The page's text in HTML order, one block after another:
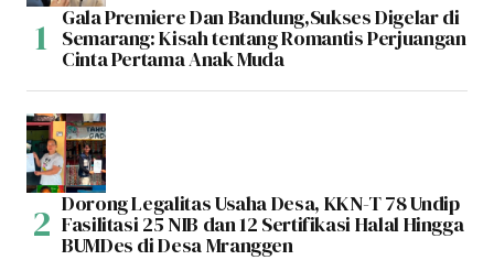
Gala Premiere Dan Bandung,Sukses Digelar di
Semarang: Kisah tentang Romantis Perjuangan
Cinta Pertama Anak Muda
Dorong Legalitas Usaha Desa, KKN-T 78 Undip
Fasilitasi 25 NIB dan 12 Sertifikasi Halal Hingga
BUMDes di Desa Mranggen